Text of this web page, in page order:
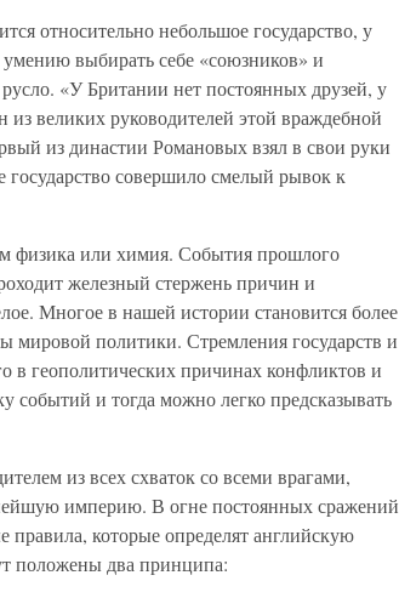
относительно небольшое государство, у
выбирать себе «союзников» и
«У Британии нет постоянных друзей, у
великих руководителей этой враждебной
из династии Романовых взял в свои руки
совершило смелый рывок к
физика или химия. События прошлого
железный стержень причин и
Многое в нашей истории становится более
мировой политики. Стремления государств и
в геополитических причинах конфликтов и
событий и тогда можно легко предсказывать
из всех схваток со всеми врагами,
империю. В огне постоянных сражений
правила, которые определят английскую
положены два принципа: